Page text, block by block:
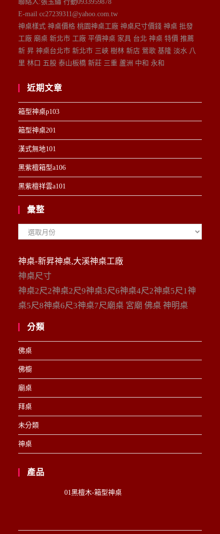
聯絡人:張玉繡 行動0933959878
E-mail cc27239311@yahoo.com.tw
神桌樣式 神桌價格 桃園神桌工廠 神桌尺寸價錢 神桌 批發
工廠 廟桌 新北市 工廠 平價神桌 家具 台北 神桌 特價 推薦
新 昇 神桌台北市 新北市 三峽 樹林 新店 鶯歌 基隆 淡水 八
里 林口 五股 泰山板橋 新莊 三重 蘆洲 中和 永和
近期文章
箱型神桌p103
箱型神桌201
漢式無地101
黑紫檀箱型a106
黑紫檀祥雲a101
彙整
神桌-新昇神桌,大溪神桌工廠
神桌尺寸
神桌2尺2神桌2尺9神桌3尺6神桌4尺2神桌5尺1神
桌5尺8神桌6尺3神桌7尺廟桌 宮廟 佛桌 神明桌
分類
佛桌
佛櫥
廟桌
拜桌
未分類
神桌
產品
01黑檀木-箱型神桌